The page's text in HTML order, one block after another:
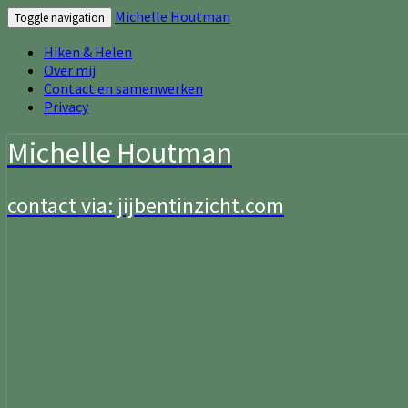
Toggle navigation
Michelle Houtman
Hiken & Helen
Over mij
Contact en samenwerken
Privacy
Michelle Houtman
contact via: jijbentinzicht.com